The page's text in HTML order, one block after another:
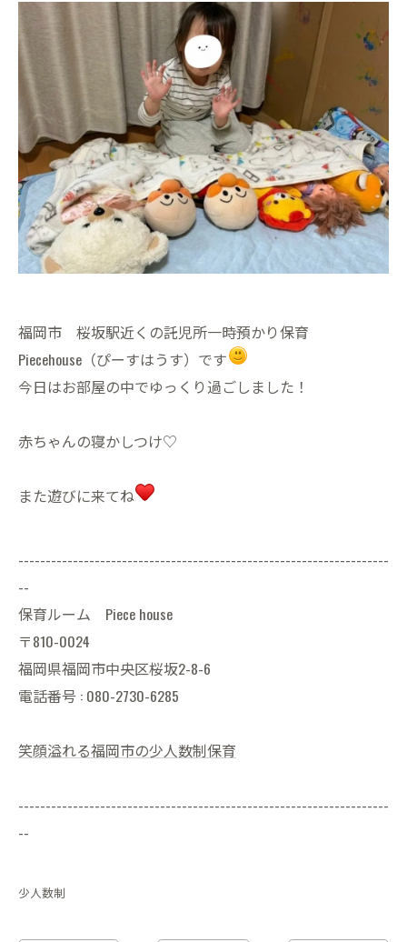
福岡市 桜坂駅近くの託児所一時預かり保育
Piecehouse（ぴーすはうす）です
今日はお部屋の中でゆっくり過ごしました！
赤ちゃんの寝かしつけ♡
また遊びに来てね
--------------------------------------------------------------------
--
保育ルーム Piece house
〒810-0024
福岡県福岡市中央区桜坂2-8-6
電話番号 : 080-2730-6285
笑顔溢れる福岡市の少人数制保育
--------------------------------------------------------------------
--
少人数制